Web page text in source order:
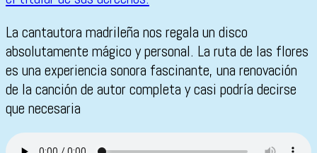
La cantautora madrileña nos regala un disco
absolutamente mágico y personal. La ruta de las flores
es una experiencia sonora fascinante, una renovación
de la canción de autor completa y casi podría decirse
que necesaria